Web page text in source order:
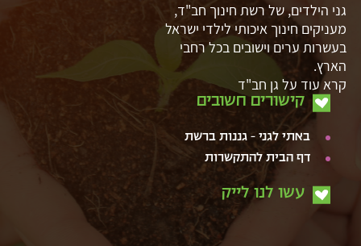
גני הילדים, של רשת חינוך חב"ד,
מעניקים חינוך איכותי לילדי ישראל
בעשרות ערים וישובים בכל רחבי
הארץ.
קרא עוד על גן חב"ד
קישורים חשובים
באתי לגני – גננות ברשת
דף הבית להתקשרות
עשו לנו לייק